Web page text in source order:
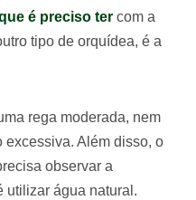
é preciso ter com a
tipo de orquídea, é a
rega moderada, nem
excessiva. Além disso, o
observar a
utilizar água natural.